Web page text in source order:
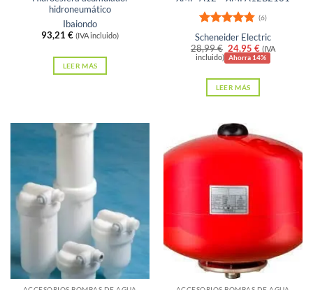
hidroneumático
Ibaiondo
93,21 € (IVA incluido)
LEER MÁS
Valorado
con4.83
de 5
(6)
Scheneider Electric
28,99€ El
precio
era:
28,99 €.
24,95 €El
precio
es:
(IVA
incluido) Ahorra 14%
LEER MÁS
Sin existencias Sin existencias